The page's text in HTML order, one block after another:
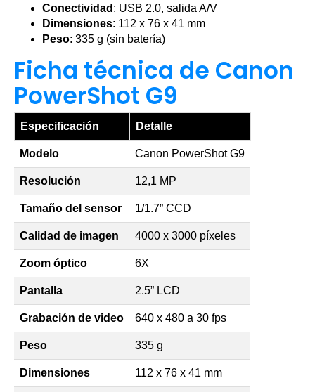
Conectividad : USB 2.0, salida A/V
Dimensiones: 112 x 76 x 41 mm
Peso: 335 g (sin batería)
Ficha técnica de Canon
PowerShot G9
Especificación Detalle
Modelo Canon PowerShot G9
Resolución 12,1 MP
Tamaño del sensor 1/1.7” CCD
Calidad de imagen 4000 x 3000 píxeles
Zoom óptico 6X
Pantalla 2.5” LCD
Grabación de video 640 x 480 a 30 fps
Peso 335 g
Dimensiones 112 x 76 x 41 mm